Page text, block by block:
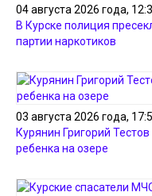
04 августа 2026 года,
В Курске полиция
партии наркотиков
03 августа 2026 года,
Курянин Григорий
ребенка на озере